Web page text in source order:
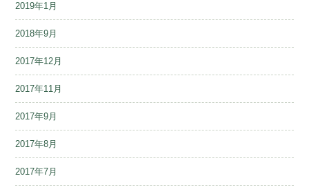
2019年1月
2018年9月
2017年12月
2017年11月
2017年9月
2017年8月
2017年7月